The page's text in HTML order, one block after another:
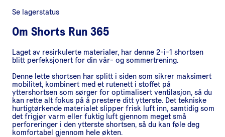
Se lagerstatus
Om Shorts Run 365
Laget av resirkulerte materialer, har denne 2-i-1 shortsen
blitt perfeksjonert for din vår- og sommertrening.
Denne lette shortsen har splitt i siden som sikrer maksimert
mobilitet, kombinert med et rutenett i stoffet på
yttershortsen som sørger for optimalisert ventilasjon, så du
kan rette alt fokus på å prestere ditt ytterste. Det tekniske
hurtigtørkende materialet slipper frisk luft inn, samtidig som
det frigjør varm eller fuktig luft gjennom meget små
perforeringer i den ytterste shortsen, så du kan føle deg
komfortabel gjennom hele økten.